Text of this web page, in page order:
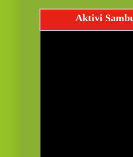
Aktivi